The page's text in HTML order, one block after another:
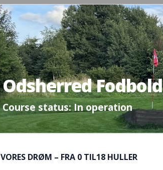
Odsherred
Course status: In operation
VORES DRØM – FRA 0 TIL18 HULLER